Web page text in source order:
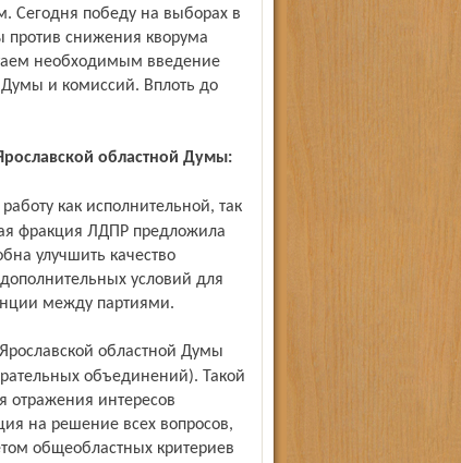
Сегодня победу на выборах в
снижения кворума
необходимым введение
Думы и комиссий. Вплоть до
областной Думы:
фракция ЛДПР предложила
улучшить качество
условий для
между партиями.
объединений). Такой
отражения интересов
на решение всех вопросов,
общеобластных критериев